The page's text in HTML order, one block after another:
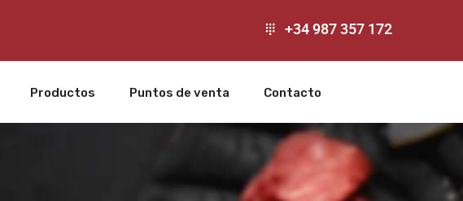
+34 987 357 172
Productos Puntos de venta Contacto